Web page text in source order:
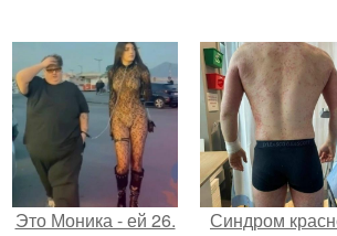
Это Моника - ей 26.
Синдром